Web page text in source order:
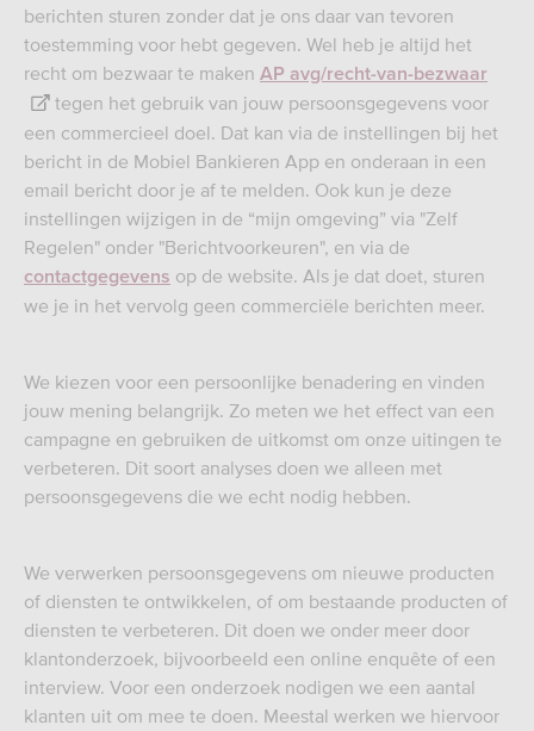
berichten sturen zonder dat je ons daar van tevoren
toestemming voor hebt gegeven. Wel heb je altijd het
recht om bezwaar te maken AP avg/recht-van-bezwaar
tegen het gebruik van jouw persoonsgegevens voor
een commercieel doel. Dat kan via de instellingen bij het
bericht in de Mobiel Bankieren App en onderaan in een
email bericht door je af te melden. Ook kun je deze
instellingen wijzigen in de “mijn omgeving” via "Zelf
Regelen" onder "Berichtvoorkeuren", en via de
contactgegevens op de website. Als je dat doet, sturen
we je in het vervolg geen commerciële berichten meer.
We kiezen voor een persoonlijke benadering en vinden
jouw mening belangrijk. Zo meten we het effect van een
campagne en gebruiken de uitkomst om onze uitingen te
verbeteren. Dit soort analyses doen we alleen met
persoonsgegevens die we echt nodig hebben.
We verwerken persoonsgegevens om nieuwe producten
of diensten te ontwikkelen, of om bestaande producten of
diensten te verbeteren. Dit doen we onder meer door
klantonderzoek, bijvoorbeeld een online enquête of een
interview. Voor een onderzoek nodigen we een aantal
klanten uit om mee te doen. Meestal werken we hiervoor